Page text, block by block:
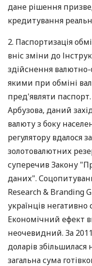
дане рішення
кредитування
2. Паспортизація
вніс зміни до
здійснення
якими при обміні
пред'являти
Арбузова, даний
валюту з боку
регулятору вдалося
золотовалютних
суперечив Закону
даних".
Research & Branding
українців
Економічний ефект
неочевидний. За 2011
доларів збільшилася
загальна сума